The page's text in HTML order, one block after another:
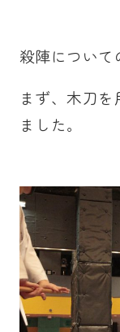
殺陣について
まず、木刀
ました。